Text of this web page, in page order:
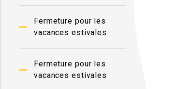
Fermeture pour les
vacances estivales
Fermeture pour les
vacances estivales